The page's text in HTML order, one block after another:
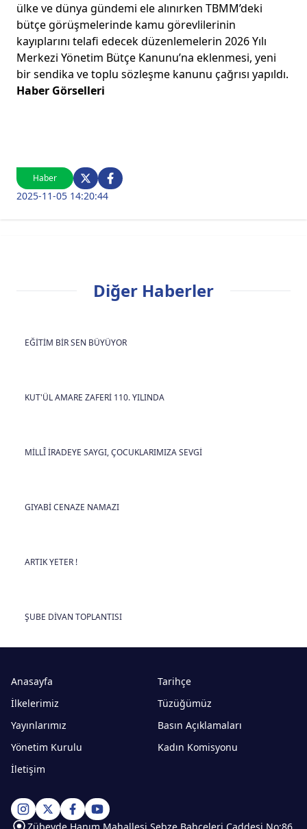
Haber
2025-11-05 14:20:44
ülke ve dünya gündemi ele alınırken TBMM’deki
bütçe görüşmelerinde kamu görevlilerinin
kayıplarını telafi edecek düzenlemelerin 2026 Yılı
Merkezi Yönetim Bütçe Kanunu’na eklenmesi, yeni
bir sendika ve toplu sözleşme kanunu çağrısı yapıldı.
Haber Görselleri
Diğer Haberler
EĞİTİM BİR SEN BÜYÜYOR
KUT'ÜL AMARE ZAFERİ 110. YILINDA
MİLLÎ İRADEYE SAYGI, ÇOCUKLARIMIZA SEVGİ
GIYABİ CENAZE NAMAZI
ARTIK YETER !
ŞUBE DİVAN TOPLANTISI
Anasayfa
Tarihçe
İlkelerimiz
Tüzüğümüz
Yayınlarımız
Basın Açıklamaları
Yönetim Kurulu
Kadın Komisyonu
İletişim